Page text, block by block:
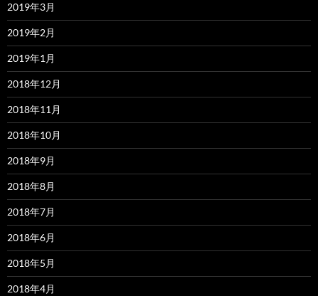
2019年3月
2019年2月
2019年1月
2018年12月
2018年11月
2018年10月
2018年9月
2018年8月
2018年7月
2018年6月
2018年5月
2018年4月